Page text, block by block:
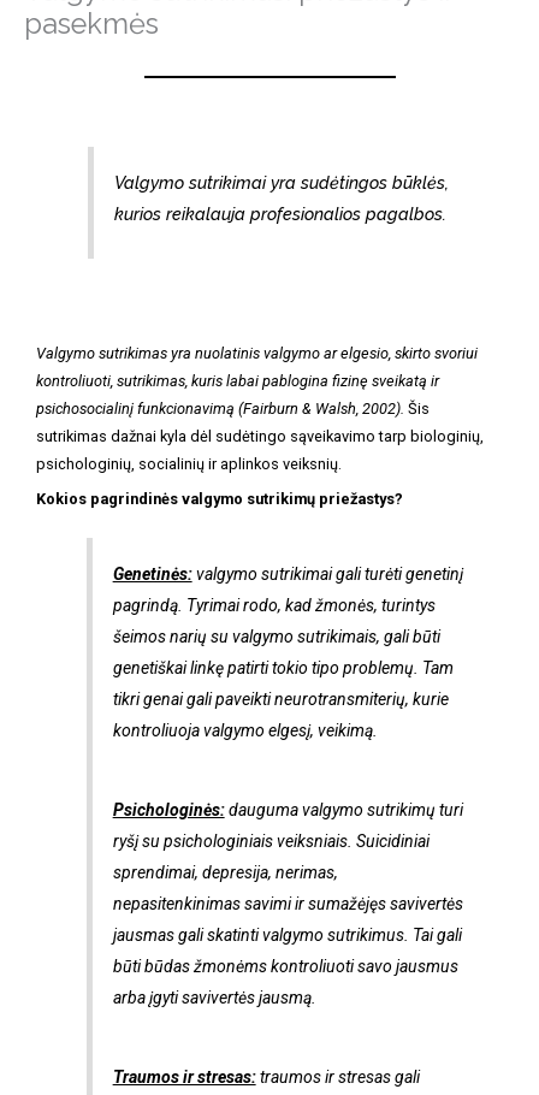
pasekmės
Valgymo sutrikimai yra sudėtingos būklės,
kurios reikalauja profesionalios pagalbos.
Valgymo sutrikimas yra nuolatinis valgymo ar elgesio, skirto svoriui
kontroliuoti, sutrikimas, kuris labai pablogina fizinę sveikatą ir
psichosocialinį funkcionavimą (Fairburn & Walsh, 2002). Šis
sutrikimas dažnai kyla dėl sudėtingo sąveikavimo tarp biologinių,
psichologinių, socialinių ir aplinkos veiksnių.
Kokios pagrindinės valgymo sutrikimų priežastys?
Genetinės:valgymo sutrikimai gali turėti genetinį
pagrindą. Tyrimai rodo, kad žmonės, turintys
šeimos narių su valgymo sutrikimais, gali būti
genetiškai linkę patirti tokio tipo problemų. Tam
tikri genai gali paveikti neurotransmiterių, kurie
kontroliuoja valgymo elgesį, veikimą.
Psichologinės:dauguma valgymo sutrikimų turi
ryšį su psichologiniais veiksniais. Suicidiniai
sprendimai, depresija, nerimas,
nepasitenkinimas savimi ir sumažėjęs savivertės
jausmas gali skatinti valgymo sutrikimus. Tai gali
būti būdas žmonėms kontroliuoti savo jausmus
arba įgyti savivertės jausmą.
Traumos ir stresas:traumos ir stresas gali